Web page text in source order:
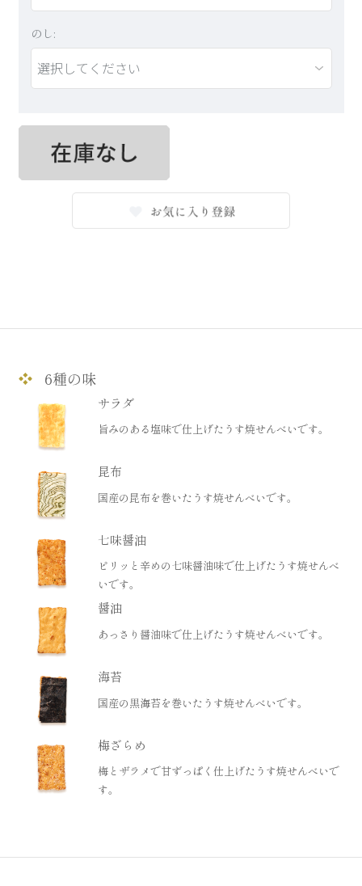
瑞花とは ご利用ガイド
カタログ請求
会社概要
マイページの使い方
のし:
6種の味
サラダ
旨みのある塩味で仕上げたうす焼せんべいです。
昆布
国産の昆布を巻いたうす焼せんべいです。
七味醤油
ピリッと辛めの七味醤油味で仕上げたうす焼せんべ
いです。
醤油
あっさり醤油味で仕上げたうす焼せんべいです。
海苔
国産の黒海苔を巻いたうす焼せんべいです。
梅ざらめ
梅とザラメで甘ずっぱく仕上げたうす焼せんべいで
す。